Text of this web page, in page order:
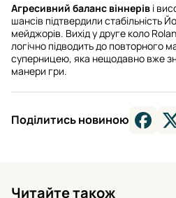
Агресивний баланс віннерів і
шансів підтвердили стабільність
мейджорів. Вихід у друге коло
логічно підводить до повторного
суперницею, яка нещодавно вже
манери гри.
Поділитись новиною
Читайте також